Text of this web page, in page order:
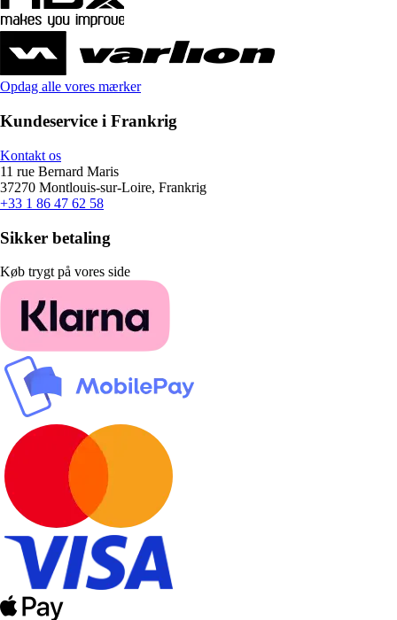
Opdag alle vores mærker
Kundeservice i Frankrig
Kontakt os
11 rue Bernard Maris
37270 Montlouis-sur-Loire, Frankrig
+33 1 86 47 62 58
Sikker betaling
Køb trygt på vores side